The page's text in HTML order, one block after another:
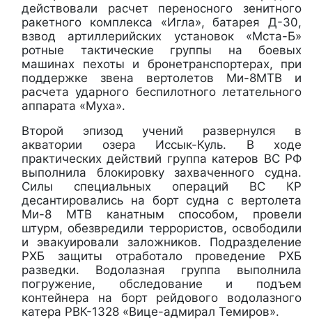
действовали расчет переносного зенитного
ракетного комплекса «Игла», батарея Д-30,
взвод артиллерийских установок «Мста-Б»
ротные тактические группы на боевых
машинах пехоты и бронетранспортерах, при
поддержке звена вертолетов Ми-8МТВ и
расчета ударного беспилотного летательного
аппарата «Муха».
Второй эпизод учений развернулся в
акватории озера Иссык-Куль. В ходе
практических действий группа катеров ВС РФ
выполнила блокировку захваченного судна.
Силы специальных операций ВС КР
десантировались на борт судна с вертолета
Ми-8 МТВ канатным способом, провели
штурм, обезвредили террористов, освободили
и эвакуировали заложников. Подразделение
РХБ защиты отработало проведение РХБ
разведки. Водолазная группа выполнила
погружение, обследование и подъем
контейнера на борт рейдового водолазного
катера РВК-1328 «Вице-адмирал Темиров».